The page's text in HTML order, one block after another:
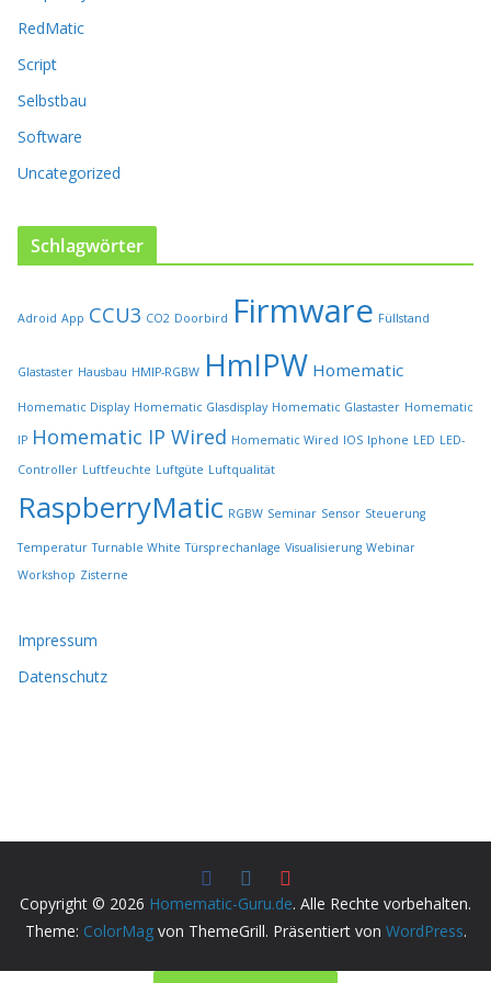
s
e
i
t
g
e
l
d
e
RedMatic
Script
Selbstbau
Software
Uncategorized
Schlagwörter
Adroid App CCU3 CO2 Doorbird Firmware Füllstand
Glastaster Hausbau HMIP-RGBW HmIPW Homematic
Homematic Display Homematic Glasdisplay Homematic Glastaster Homematic
IP Homematic IP Wired Homematic Wired IOS Iphone LED LED-
Controller Luftfeuchte Luftgüte Luftqualität
RaspberryMatic RGBW Seminar Sensor Steuerung
Temperatur Turnable White Türsprechanlage Visualisierung Webinar
Workshop Zisterne
Impressum
Datenschutz
Copyright © 2026 Homematic-Guru.de. Alle Rechte vorbehalten.
Theme: ColorMagvon ThemeGrill. Präsentiert von WordPress.